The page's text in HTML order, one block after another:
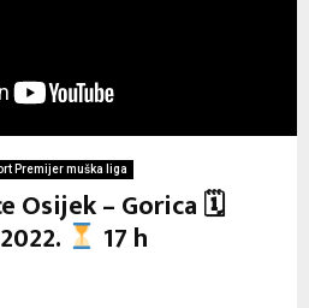
Premijer muška liga
Osijek – Gorica 🗓
17 h